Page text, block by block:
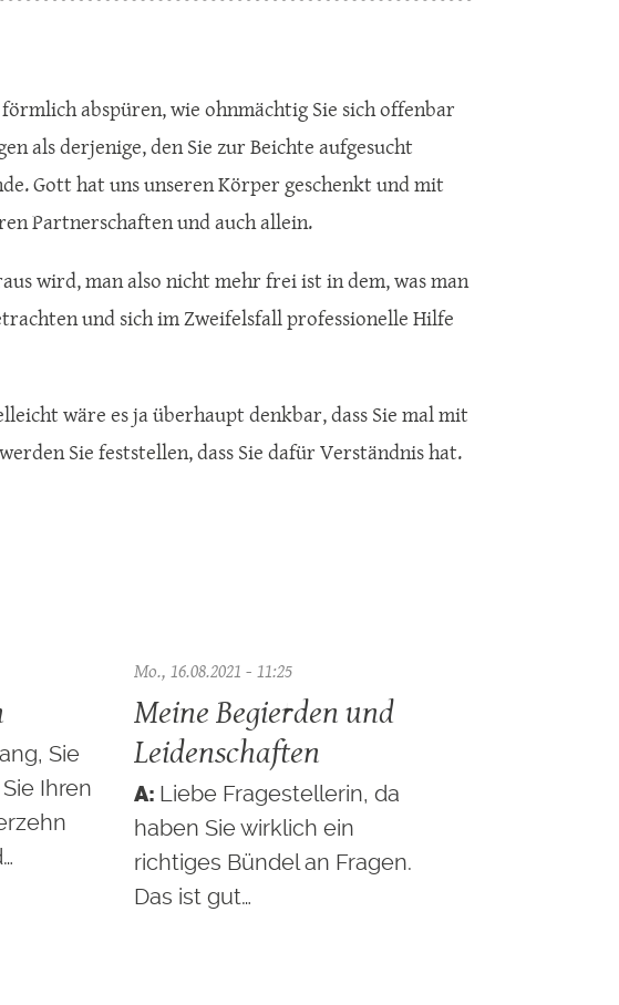
abspüren, wie ohnmächtig Sie sich offenbar
als derjenige, den Sie zur Beichte aufgesucht
Gott hat uns unseren Körper geschenkt und mit
Partnerschaften und auch allein.
wird, man also nicht mehr frei ist in dem, was man
und sich im Zweifelsfall professionelle Hilfe
wäre es ja überhaupt denkbar, dass Sie mal mit
Sie feststellen, dass Sie dafür Verständnis hat.
Sie
Ihren
Mo., 16.08.2021 - 11:25
Meine Begierden und
Leidenschaften
Liebe Fragestellerin, da
haben Sie wirklich ein
richtiges Bündel an Fragen.
Das ist gut…